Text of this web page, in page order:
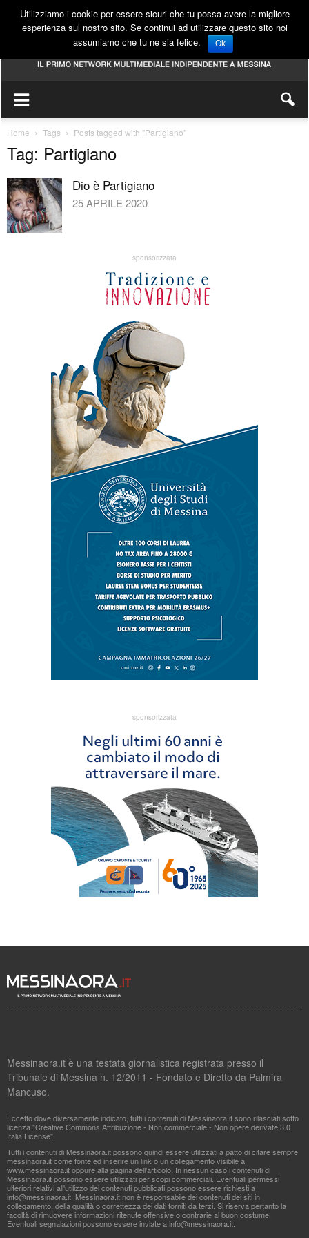
Home Tags Posts tagged with "Partigiano"
Tag: Partigiano
Dio è Partigiano
25 APRILE 2020
sponsorizzata
sponsorizzata
Messinaora.it è una testata giornalistica registrata presso il
Tribunale di Messina n. 12/2011 - Fondato e Diretto da Palmira
Mancuso.
Eccetto dove diversamente indicato, tutti i contenuti di Messinaora.it sono rilasciati sotto
licenza "Creative Commons Attribuzione - Non commerciale - Non opere derivate 3.0
Italia License".
Tutti i contenuti di Messinaora.it possono quindi essere utilizzati a patto di citare sempre
messinaora.it come fonte ed inserire un link o un collegamento visibile a
www.messinaora.it oppure alla pagina dell'articolo. In nessun caso i contenuti di
Messinaora.it possono essere utilizzati per scopi commerciali. Eventuali permessi
ulteriori relativi all'utilizzo dei contenuti pubblicati possono essere richiesti a
info@messinaora.it . Messinaora.it non è responsabile dei contenuti dei siti in
collegamento, della qualità o correttezza dei dati forniti da terzi. Si riserva pertanto la
facoltà di rimuovere informazioni ritenute offensive o contrarie al buon costume.
Eventuali segnalazioni possono essere inviate ainfo@messinaora.it
Utilizziamo i cookie per essere sicuri che tu possa avere la migliore
esperienza sul nostro sito. Se continui ad utilizzare questo sito noi
assumiamo che tu ne sia felice.
Ok